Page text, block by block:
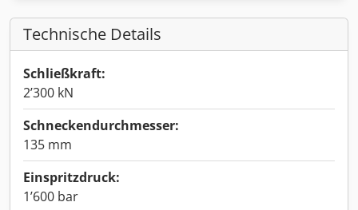
Technische Details
Schließkraft:
2’300 kN
Schneckendurchmesser:
135 mm
Einspritzdruck:
1’600 bar